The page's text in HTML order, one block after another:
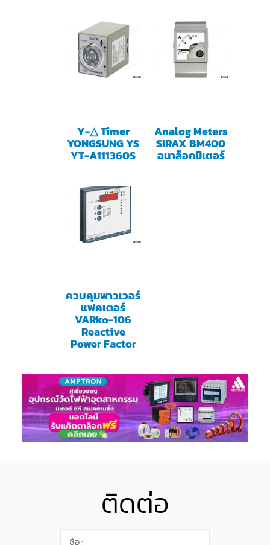
Y-△ Timer
YONGSUNG YS
YT-A111360S
Analog Meters
SIRAX BM400
อนาล็อกมิเตอร์
ควบคุมพาวเวอร์
แฟคเตอร์
VARko-106
Reactive
Power Factor
ติดต่อ